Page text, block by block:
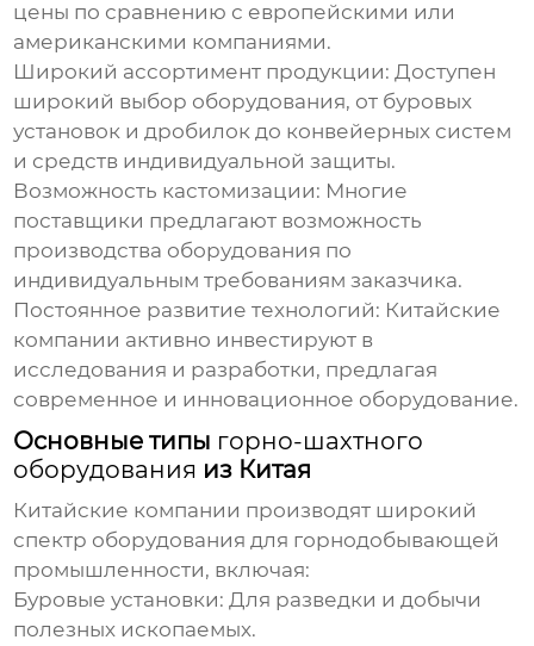
цены по сравнению с европейскими или
американскими компаниями.
Широкий ассортимент продукции: Доступен
широкий выбор оборудования, от буровых
установок и дробилок до конвейерных систем
и средств индивидуальной защиты.
Возможность кастомизации: Многие
поставщики предлагают возможность
производства оборудования по
индивидуальным требованиям заказчика.
Постоянное развитие технологий: Китайские
компании активно инвестируют в
исследования и разработки, предлагая
современное и инновационное оборудование.
Основные типы горно-шахтного
оборудования из Китая
Китайские компании производят широкий
спектр оборудования для горнодобывающей
промышленности, включая:
Буровые установки: Для разведки и добычи
полезных ископаемых.